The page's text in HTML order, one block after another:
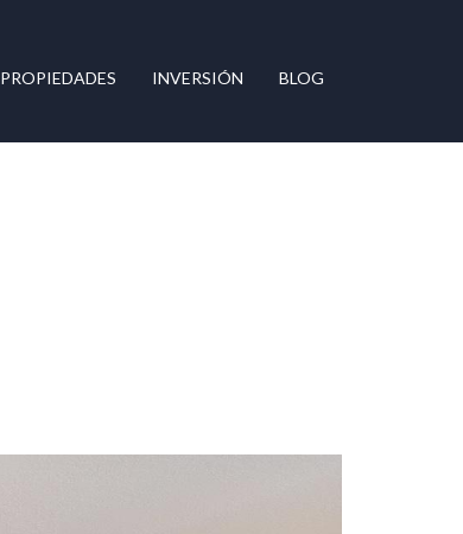
PROPIEDADES INVERSIÓN BLOG